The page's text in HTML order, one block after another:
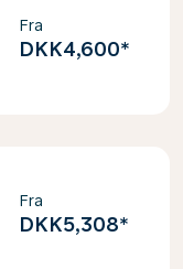
Fra
DKK4,600*
Fra
DKK5,308*